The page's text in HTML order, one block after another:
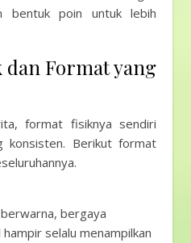
bentuk poin untuk lebih
Format yang
format fisiknya sendiri
konsisten. Berikut format
bergaya
selalu menampilkan